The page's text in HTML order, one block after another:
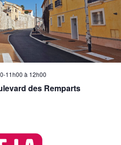
des Remparts
11h00 à 12h00